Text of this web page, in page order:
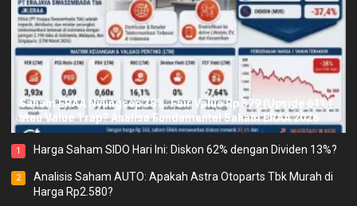
Saham ERAA Nyungsep 38%: Fair Value Rp 579 (Upside 61%)
atau Value Trap? Analisa Fundamental Saham ERAA 2026
1 Harga Saham SIDO Hari Ini: Diskon 62% dengan Dividen 13%?
2
Analisis Saham AUTO: Apakah Astra Otoparts Tbk Murah di
Harga Rp2.580?